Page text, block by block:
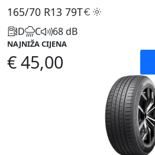
165/70 R13 79T
D C 68 dB
NAJNIŽA CIJENA
€ 45,00